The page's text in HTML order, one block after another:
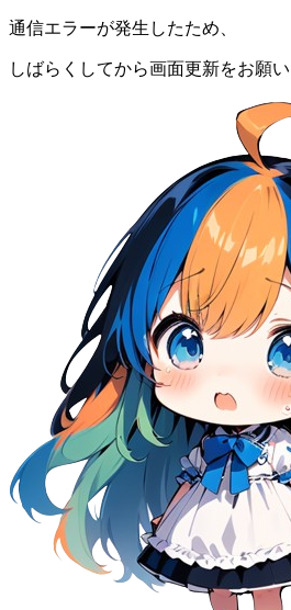
通信エラーが発生したため、
しばらくしてから画面更新をお願い